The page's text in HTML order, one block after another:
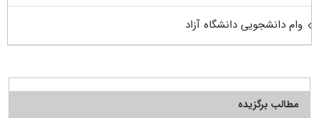
وام دانشجویی دانشگاه آزاد
مطالب برگزیده